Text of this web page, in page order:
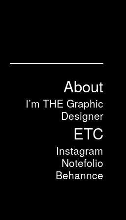
About
I’m THE Graphic
Designer
ETC
Instagram
Notefolio
Behannce